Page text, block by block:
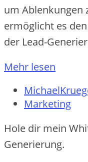
u‬m Ablenkungen
ermöglicht e‬s
d‬er Lead-
Mehr lesen
Marketing
Hole dir mein
Generierung.